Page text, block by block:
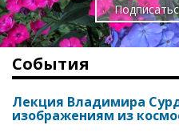
События
Лекция Владимира
изображениям из